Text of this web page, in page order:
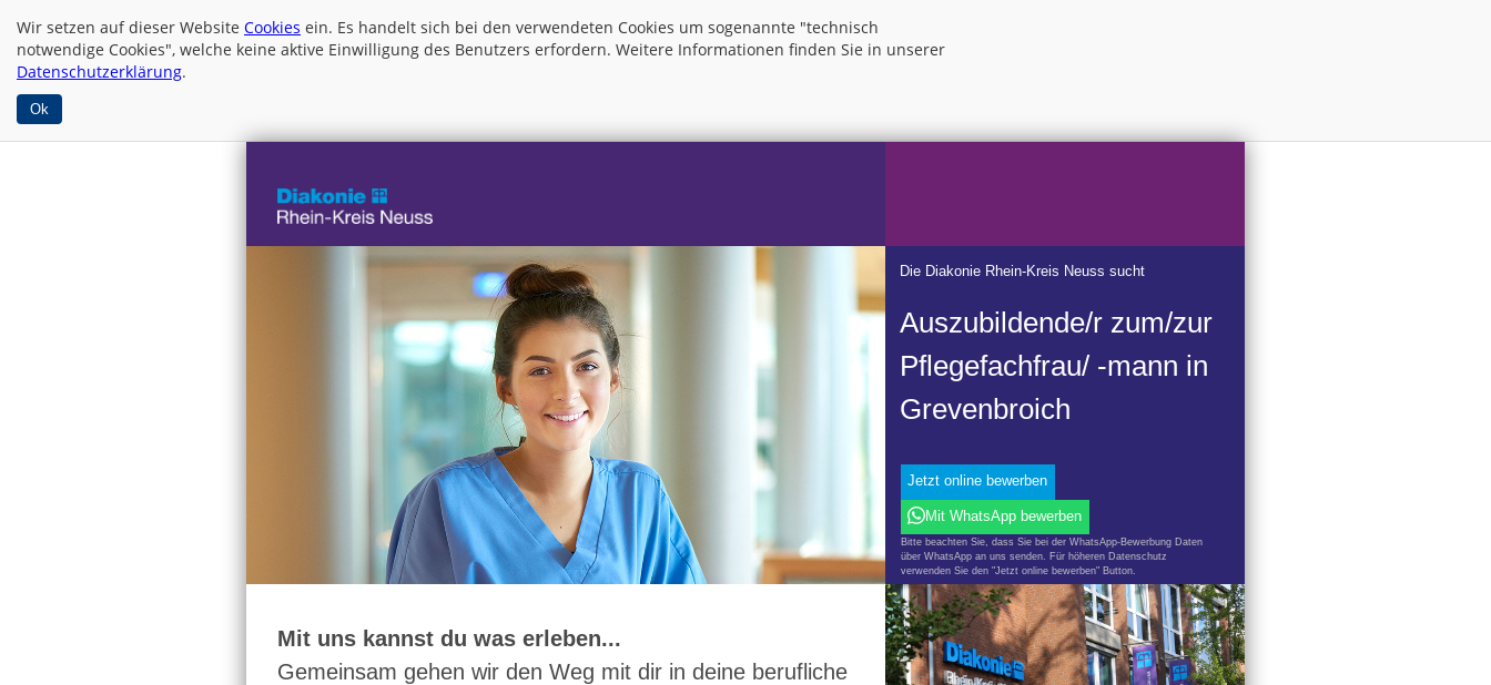
Wir setzen auf dieser Website Cookies ein. Es handelt sich bei den verwendeten Cookies um sogenannte "technisch
notwendige Cookies", welche keine aktive Einwilligung des Benutzers erfordern. Weitere Informationen finden Sie in unserer
Datenschutzerklärung.
Ok
Die Diakonie Rhein-Kreis Neuss sucht
Auszubildende/r zum/zur
Pflegefachfrau/ -mann in
Grevenbroich
Jetzt online bewerben
Mit WhatsApp bewerben
Bitte beachten Sie, dass Sie bei der WhatsApp-Bewerbung Daten
über WhatsApp an uns senden. Für höheren Datenschutz
verwenden Sie den "Jetzt online bewerben" Button.
Mit uns kannst du was erleben...
Gemeinsam gehen wir den Weg mit dir in deine berufliche